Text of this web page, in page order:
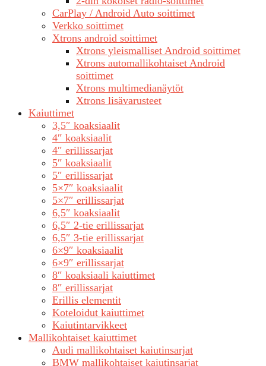
CarPlay / Android Auto soittimet
Verkko soittimet
Xtrons android soittimet
Xtrons yleismalliset Android soittimet
Xtrons automallikohtaiset Android
soittimet
Xtrons multimedianäytöt
Xtrons lisävarusteet
Kaiuttimet
3,5″ koaksiaalit
4″ koaksiaalit
4″ erillissarjat
5″ koaksiaalit
5″ erillissarjat
5×7″ koaksiaalit
5×7″ erillissarjat
6,5″ koaksiaalit
6,5″ 2-tie erillissarjat
6,5″ 3-tie erillissarjat
6×9″ koaksiaalit
6×9″ erillissarjat
8″ koaksiaali kaiuttimet
8″ erillissarjat
Erillis elementit
Koteloidut kaiuttimet
Kaiutintarvikkeet
Mallikohtaiset kaiuttimet
Audi mallikohtaiset kaiutinsarjat
BMW mallikohtaiset kaiutinsarjat